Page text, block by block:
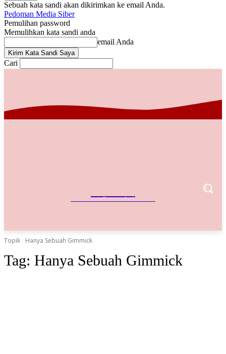
Sebuah kata sandi akan dikirimkan ke email Anda.
Pedoman Media Siber
Pemulihan password
Memulihkan kata sandi anda
email Anda
Cari
Referensi Bisnis Indonesia
Topik Hanya Sebuah Gimmick
Tag: Hanya Sebuah Gimmick